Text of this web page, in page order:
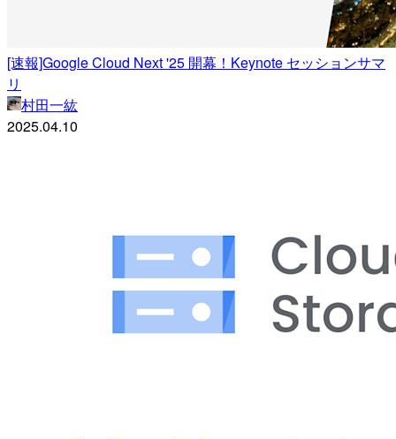
[速報]Google Cloud Next '25 開幕！Keynote セッションサマ
リ
村田一紘
2025.04.10